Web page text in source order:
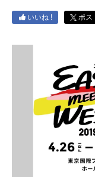
いいね ! ポス